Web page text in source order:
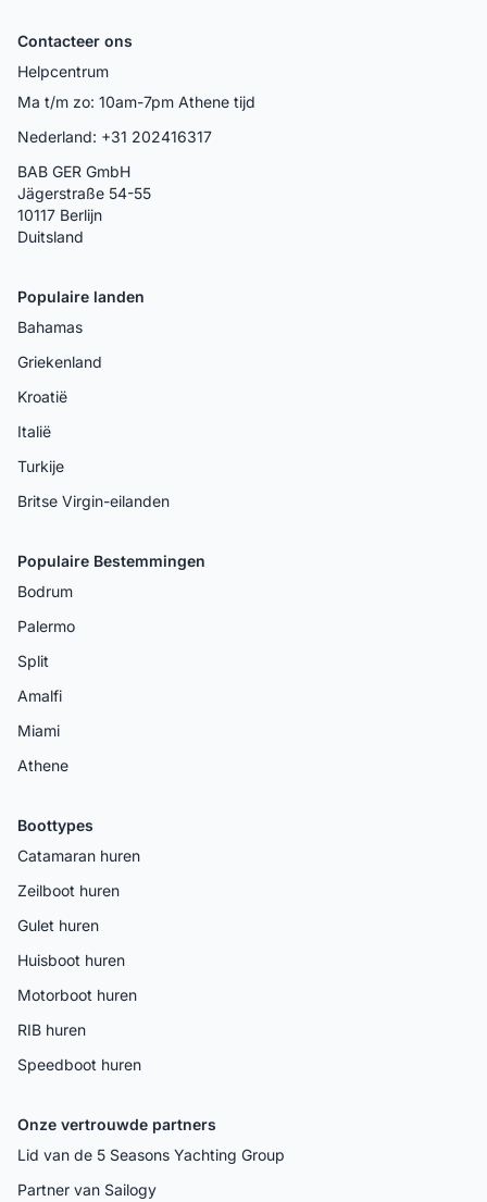
Contacteer ons
Helpcentrum
Ma t/m zo: 10am-7pm Athene tijd
Nederland: +31 202416317
BAB GER GmbH
Jägerstraße 54-55
10117 Berlijn
Duitsland
Populaire landen
Bahamas
Griekenland
Kroatië
Italië
Turkije
Britse Virgin-eilanden
Populaire Bestemmingen
Bodrum
Palermo
Split
Amalfi
Miami
Athene
Boottypes
Catamaran huren
Zeilboot huren
Gulet huren
Huisboot huren
Motorboot huren
RIB huren
Speedboot huren
Onze vertrouwde partners
Lid van de 5 Seasons Yachting Group
Partner van Sailogy